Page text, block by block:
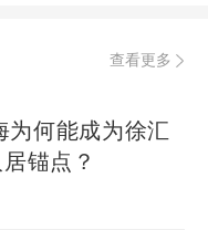
查看更多
为何能成为徐汇
锚点？